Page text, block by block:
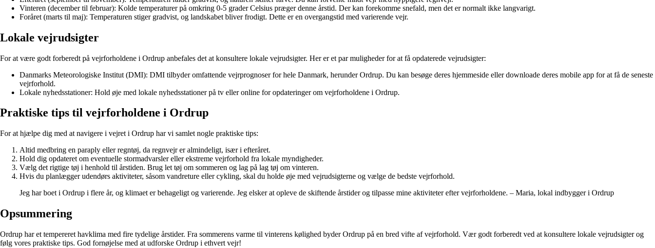
Vinteren (december til februar): Kolde temperaturer på omkring 0-5 grader Celsius præger denne årstid. Der kan forekomme snefald, men det er normalt ikke langvarigt.
Foråret (marts til maj): Temperaturen stiger gradvist, og landskabet bliver frodigt. Dette er en overgangstid med varierende vejr.
Lokale vejrudsigter
For at være godt forberedt på vejrforholdene i Ordrup anbefales det at konsultere lokale vejrudsigter. Her er et par muligheder for at få opdaterede vejrudsigter:
Danmarks Meteorologiske Institut (DMI): DMI tilbyder omfattende vejrprognoser for hele Danmark, herunder Ordrup. Du kan besøge deres hjemmeside eller downloade deres mobile app for at få de seneste
vejrforhold.
Lokale nyhedsstationer: Hold øje med lokale nyhedsstationer på tv eller online for opdateringer om vejrforholdene i Ordrup.
Praktiske tips til vejrforholdene i Ordrup
For at hjælpe dig med at navigere i vejret i Ordrup har vi samlet nogle praktiske tips:
Altid medbring en paraply eller regntøj, da regnvejr er almindeligt, især i efteråret.
Hold dig opdateret om eventuelle stormadvarsler eller ekstreme vejrforhold fra lokale myndigheder.
Vælg det rigtige tøj i henhold til årstiden. Brug let tøj om sommeren og lag på lag tøj om vinteren.
Hvis du planlægger udendørs aktiviteter, såsom vandreture eller cykling, skal du holde øje med vejrudsigterne og vælge de bedste vejrforhold.
Jeg har boet i Ordrup i flere år, og klimaet er behageligt og varierende. Jeg elsker at opleve de skiftende årstider og tilpasse mine aktiviteter efter vejrforholdene. – Maria, lokal indbygger i Ordrup
Opsummering
Ordrup har et tempereret havklima med fire tydelige årstider. Fra sommerens varme til vinterens kølighed byder Ordrup på en bred vifte af vejrforhold. Vær godt forberedt ved at konsultere lokale vejrudsigter og
følg vores praktiske tips. God fornøjelse med at udforske Ordrup i ethvert vejr!